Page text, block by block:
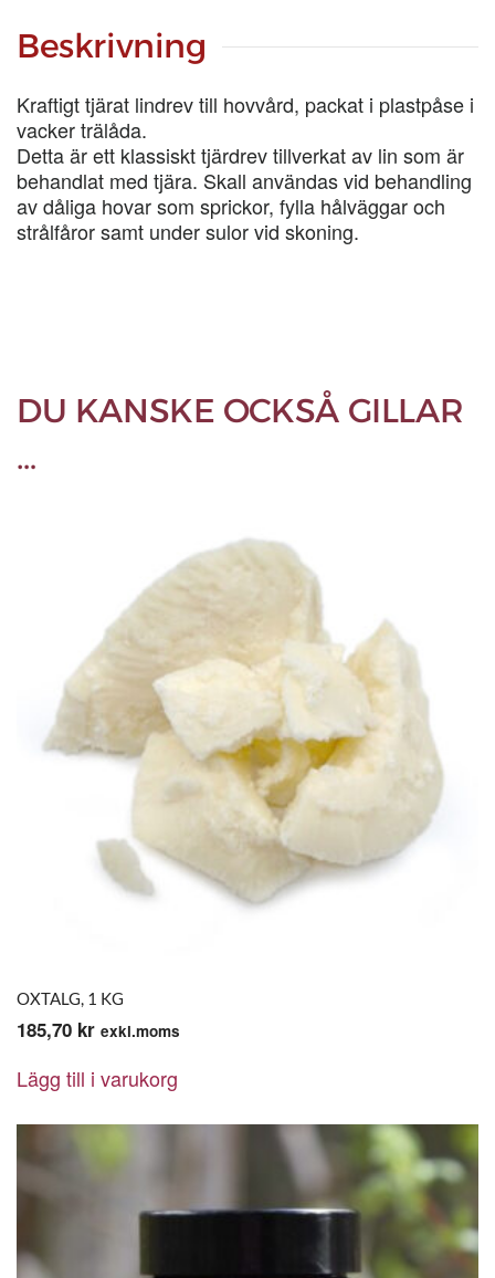
G
mängd
Beskrivning
Kraftigt tjärat lindrev till hovvård, packat i plastpåse i
vacker trälåda.
Detta är ett klassiskt tjärdrev tillverkat av lin som är
behandlat med tjära. Skall användas vid behandling
av dåliga hovar som sprickor, fylla hålväggar och
strålfåror samt under sulor vid skoning.
DU KANSKE OCKSÅ GILLAR
…
OXTALG, 1 KG
185,70 kr exkl.moms
Lägg till i varukorg